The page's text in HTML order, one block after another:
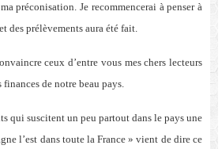
préconisation. Je recommencerai à penser à
des prélèvements aura été fait.
ceux d’entre vous mes chers lecteurs
de notre beau pays.
qui suscitent un peu partout dans le pays une
l’est dans toute la France » vient de dire ce